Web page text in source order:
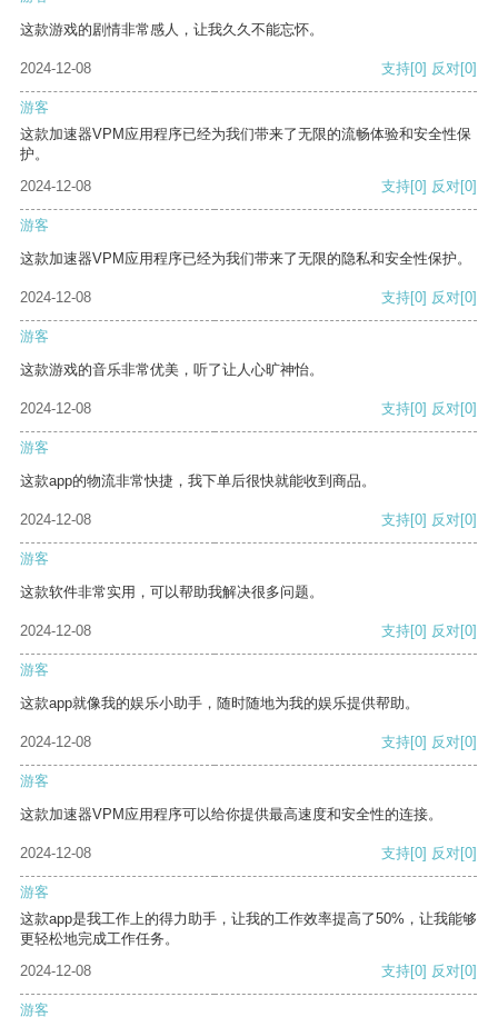
这款游戏的剧情非常感人，让我久久不能忘怀。
2024-12-08 支持[0] 反对[0]
游客
这款加速器VPM应用程序已经为我们带来了无限的流畅体验和安全性保
护。
2024-12-08
支持[0] 反对[0]
游客
这款加速器VPM应用程序已经为我们带来了无限的隐私和安全性保护。
2024-12-08 支持[0] 反对[0]
游客
这款游戏的音乐非常优美，听了让人心旷神怡。
2024-12-08 支持[0] 反对[0]
游客
这款app的物流非常快捷，我下单后很快就能收到商品。
2024-12-08 支持[0] 反对[0]
游客
这款软件非常实用，可以帮助我解决很多问题。
2024-12-08 支持[0] 反对[0]
游客
这款app就像我的娱乐小助手，随时随地为我的娱乐提供帮助。
2024-12-08 支持[0] 反对[0]
游客
这款加速器VPM应用程序可以给你提供最高速度和安全性的连接。
2024-12-08 支持[0] 反对[0]
游客
这款app是我工作上的得力助手，让我的工作效率提高了50%，让我能够
更轻松地完成工作任务。
2024-12-08
支持[0] 反对[0]
游客